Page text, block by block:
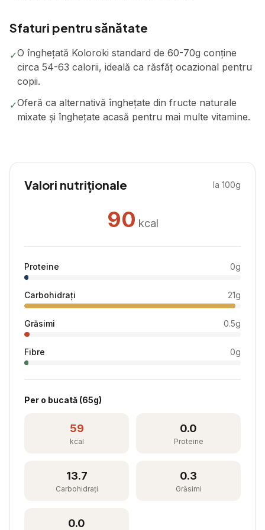
Sfaturi pentru sănătate
✓O înghețată Koloroki standard de 60-70g conține
circa 54-63 calorii, ideală ca răsfăț ocazional pentru
copii.
✓Oferă ca alternativă înghețate din fructe naturale
mixate și înghețate acasă pentru mai multe vitamine.
Valori nutriționale la 100g
90 kcal
Proteine 0g
Carbohidrați 21g
Grăsimi 0.5g
Fibre 0g
Per o bucată (65g)
59
kcal
0.0
Proteine
13.7
Carbohidrați
0.3
Grăsimi
0.0